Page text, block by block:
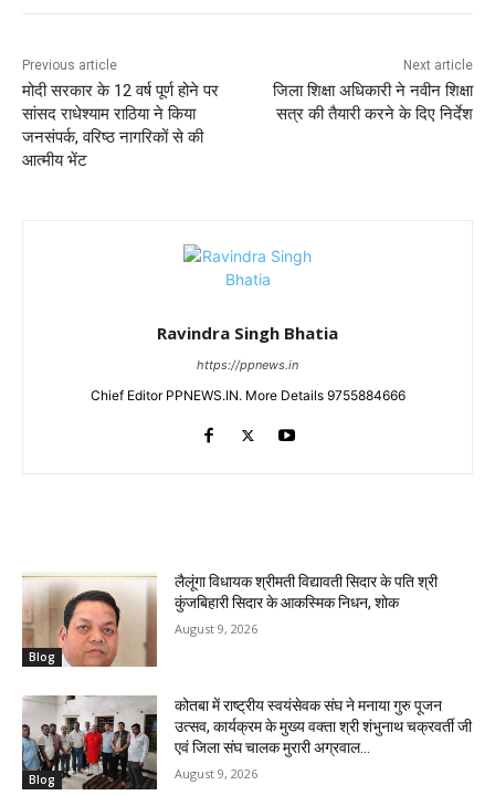
Previous article
मोदी सरकार के 12 वर्ष पूर्ण होने पर
सांसद राधेश्याम राठिया ने किया
जनसंपर्क, वरिष्ठ नागरिकों से की
आत्मीय भेंट
Next article
जिला शिक्षा अधिकारी ने नवीन शिक्षा
सत्र की तैयारी करने के दिए निर्देश
Ravindra Singh Bhatia
https://ppnews.in
Chief Editor PPNEWS.IN. More Details 9755884666
Blog
लैलूंगा विधायक श्रीमती विद्यावती सिदार के पति श्री
कुंजबिहारी सिदार के आकस्मिक निधन, शोक
August 9, 2026
Blog
कोतबा में राष्ट्रीय स्वयंसेवक संघ ने मनाया गुरु पूजन
उत्सव, कार्यक्रम के मुख्य वक्ता श्री शंभुनाथ चक्रवर्ती जी
एवं जिला संघ चालक मुरारी अग्रवाल...
August 9, 2026